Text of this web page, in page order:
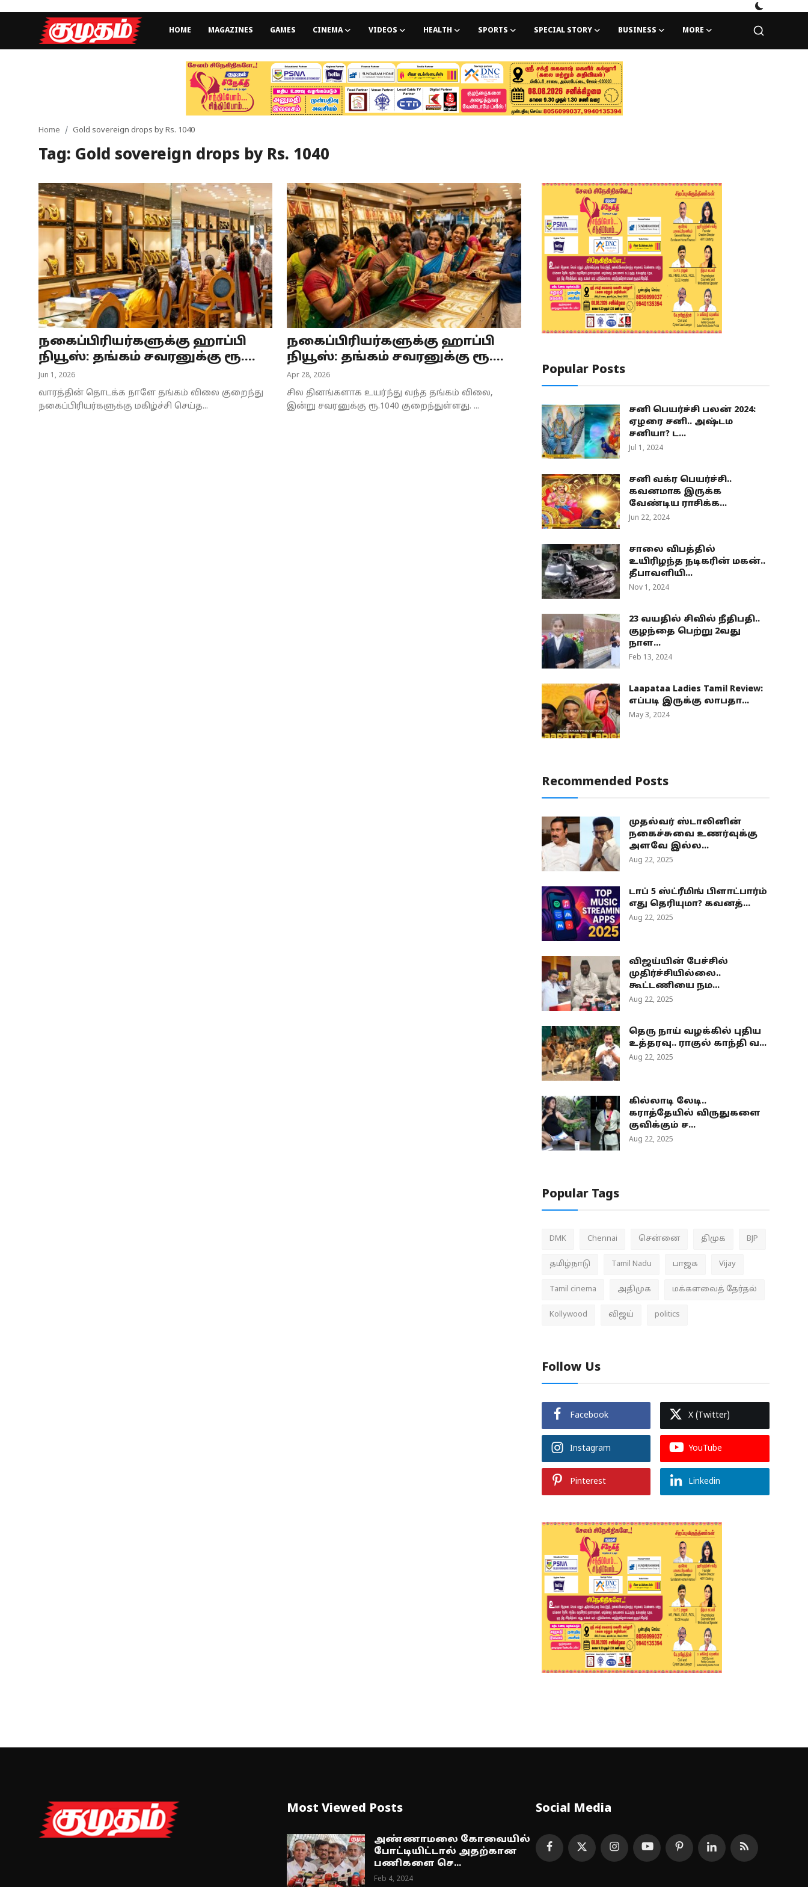
HOME MAGAZINES GAMES CINEMA VIDEOS HEALTH SPORTS SPECIAL STORY BUSINESS MORE
Games
Videos
Health
Special Story
Business
Tamilnadu
National
Home Gold sovereign drops by Rs. 1040
Tag: Gold sovereign drops by Rs. 1040
நகைப்பிரியர்களுக்கு ஹாப்பி
நியூஸ்: தங்கம் சவரனுக்கு ரூ....
Jun 1, 2026
வாரத்தின் தொடக்க நாளே தங்கம் விலை குறைந்து
நகைப்பிரியர்களுக்கு மகிழ்ச்சி செய்த...
நகைப்பிரியர்களுக்கு ஹாப்பி
நியூஸ்: தங்கம் சவரனுக்கு ரூ....
Apr 28, 2026
சில தினங்களாக உயர்ந்து வந்த தங்கம் விலை,
இன்று சவரனுக்கு ரூ.1040 குறைந்துள்ளது. ...
Popular Posts
சனி பெயர்ச்சி பலன் 2024:
ஏழரை சனி.. அஷ்டம
சனியா? ட...
Jul 1, 2024
சனி வக்ர பெயர்ச்சி..
கவனமாக இருக்க
வேண்டிய ராசிக்க...
Jun 22, 2024
சாலை விபத்தில்
உயிரிழந்த நடிகரின் மகன்..
தீபாவளியி...
Nov 1, 2024
23 வயதில் சிவில் நீதிபதி..
குழந்தை பெற்று 2வது
நாள...
Feb 13, 2024
Laapataa Ladies Tamil Review:
எப்படி இருக்கு லாபதா...
May 3, 2024
Recommended Posts
முதல்வர் ஸ்டாலினின்
நகைச்சுவை உணர்வுக்கு
அளவே இல்ல...
Aug 22, 2025
டாப் 5 ஸ்ட்ரீமிங் பிளாட்பார்ம்
எது தெரியுமா? கவனத்...
Aug 22, 2025
விஜய்யின் பேச்சில்
முதிர்ச்சியில்லை..
கூட்டணியை நம...
Aug 22, 2025
தெரு நாய் வழக்கில் புதிய
உத்தரவு.. ராகுல் காந்தி வ...
Aug 22, 2025
கில்லாடி லேடி..
கராத்தேயில் விருதுகளை
குவிக்கும் ச...
Aug 22, 2025
Popular Tags
DMK Chennai சென்னை திமுக BJP
தமிழ்நாடு Tamil Nadu பாஜக Vijay
Tamil cinema அதிமுக மக்களவைத் தேர்தல்
Kollywood விஜய் politics
Follow Us
Facebook X (Twitter)
Instagram YouTube
Pinterest Linkedin
Most Viewed Posts
அண்ணாமலை கோவையில்
போட்டியிட்டால் அதற்கான
பணிகளை செ...
Feb 4, 2024
Social Media